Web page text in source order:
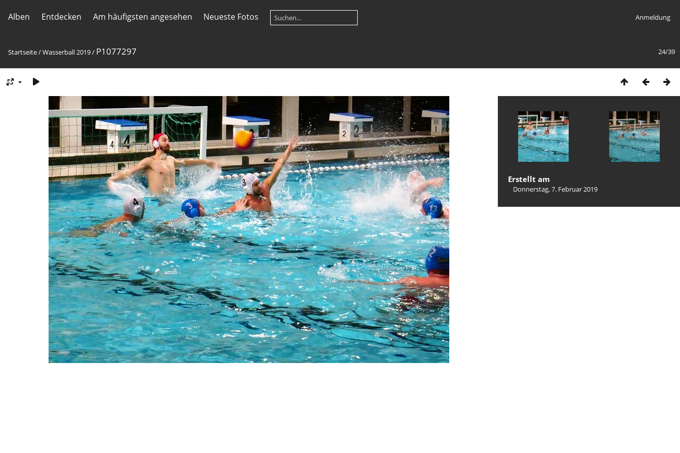
Alben Entdecken Am häufigsten angesehen Neueste Fotos Anmeldung
24/39
Startseite/Wasserball 2019/ P1077297
Erstellt am
Donnerstag, 7. Februar 2019